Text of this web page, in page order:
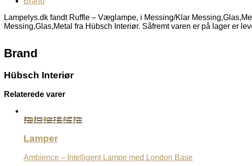
Lampelys.dk fandt Ruffle – Væglampe, i Messing/Klar
Messing,Glas,Metal fra Hübsch Interiør. Såfremt varen er på lager er
Brand
Hübsch Interiør
Relaterede varer
Køb Hos SACKit
Lamper
Ambience – Intelligent Lampe med London Base